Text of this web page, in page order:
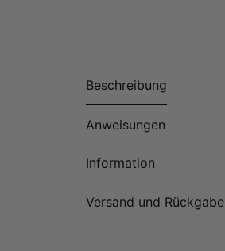
Beschreibung
Anweisungen
Information
Versand und Rückgabe